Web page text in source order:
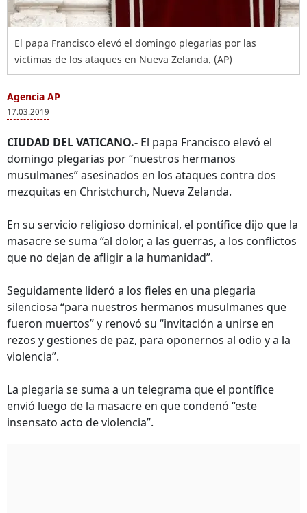
El papa Francisco elevó el domingo plegarias por las
víctimas de los ataques en Nueva Zelanda. (AP)
Agencia AP
17.03.2019
CIUDAD DEL VATICANO.- El papa Francisco elevó el
domingo plegarias por “nuestros hermanos
musulmanes” asesinados en los ataques contra dos
mezquitas en Christchurch, Nueva Zelanda.
En su servicio religioso dominical, el pontífice dijo que la
masacre se suma “al dolor, a las guerras, a los conflictos
que no dejan de afligir a la humanidad”.
Seguidamente lideró a los fieles en una plegaria
silenciosa “para nuestros hermanos musulmanes que
fueron muertos” y renovó su “invitación a unirse en
rezos y gestiones de paz, para oponernos al odio y a la
violencia”.
La plegaria se suma a un telegrama que el pontífice
envió luego de la masacre en que condenó “este
insensato acto de violencia”.